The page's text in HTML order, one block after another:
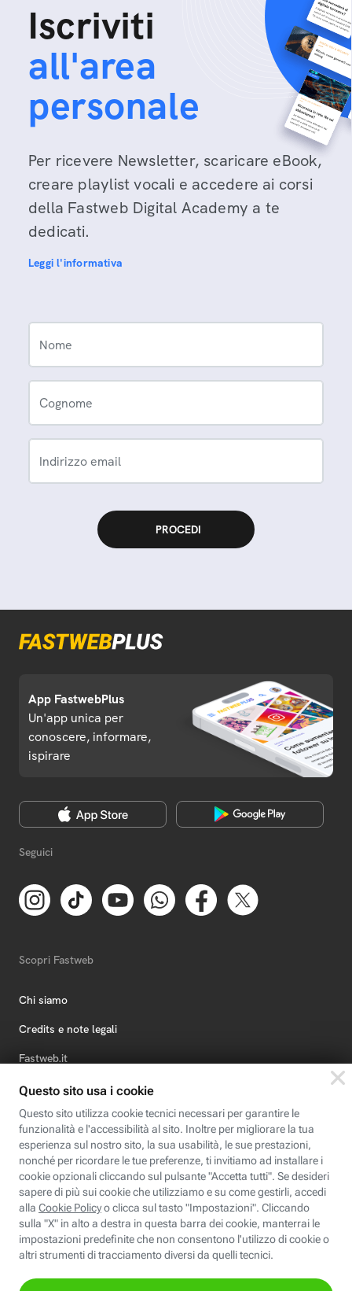
Iscriviti
all'area
personale
Per ricevere Newsletter, scaricare eBook,
creare playlist vocali e accedere ai corsi
della Fastweb Digital Academy a te
dedicati.
Leggi l'informativa
Nome
Cognome
Indirizzo email
App FastwebPlus
Un'app unica per
conoscere, informare,
ispirare
Seguici
Scopri Fastweb
Chi siamo
Credits e note legali
Fastweb.it
Formazione
Fastweb Digital Academy
STEP FuturAbility District
Insieme, siamo futuro